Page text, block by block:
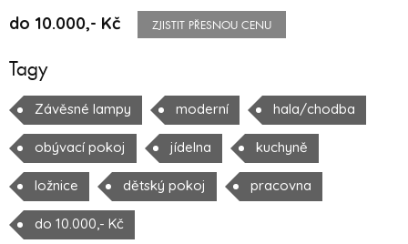
do 10.000,- Kč ZJISTIT PŘESNOU CENU
Tagy
Závěsné lampy moderní hala/chodba
obývací pokoj jídelna kuchyně
ložnice dětský pokoj pracovna
do 10.000,- Kč